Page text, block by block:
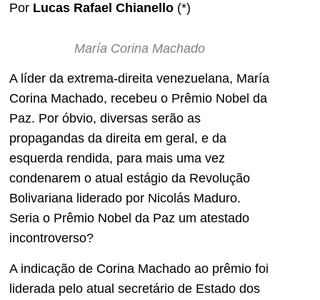
Por Lucas Rafael Chianello (*)
María Corina Machado
A líder da extrema-direita venezuelana, María
Corina Machado, recebeu o Prêmio Nobel da
Paz. Por óbvio, diversas serão as
propagandas da direita em geral, e da
esquerda rendida, para mais uma vez
condenarem o atual estágio da Revolução
Bolivariana liderado por Nicolás Maduro.
Seria o Prêmio Nobel da Paz um atestado
incontroverso?
A indicação de Corina Machado ao prêmio foi
liderada pelo atual secretário de Estado dos